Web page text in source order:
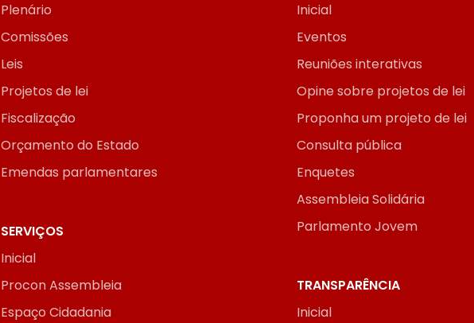
Plenário
Comissões
Leis
Projetos de lei
Fiscalização
Orçamento do Estado
Emendas parlamentares
Inicial
Eventos
Reuniões interativas
Opine sobre projetos de lei
Proponha um projeto de lei
Consulta pública
Enquetes
Assembleia Solidária
Parlamento Jovem
SERVIÇOS
Inicial
Procon Assembleia
Espaço Cidadania
TRANSPARÊNCIA
Inicial